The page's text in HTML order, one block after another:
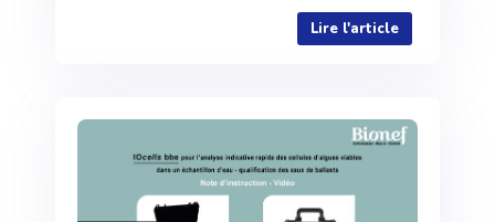
Lire l'article